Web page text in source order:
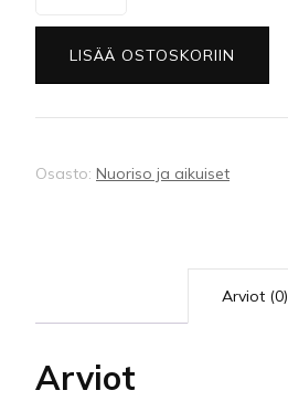
LISÄÄ OSTOSKORIIN
Osasto: Nuoriso ja aikuiset
Arviot (0)
Arviot